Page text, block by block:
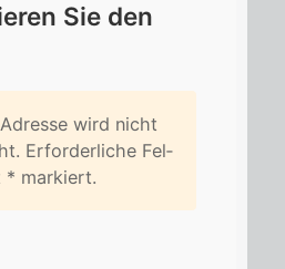
Sie den
wird nicht
Er­for­der­li­che Fel­
* mar­kiert.